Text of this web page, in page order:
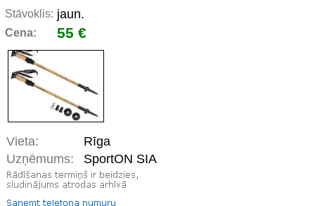
Stāvoklis: jaun.
Cena: 55 €
Vieta:
Rīga
Uzņēmums:
SportON SIA